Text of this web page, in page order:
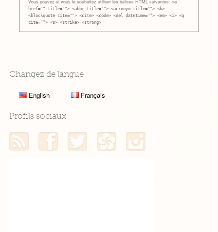
Vous pouvez si vous le souhaitez utiliser les balises HTML suivantes: <a
href="" title=""> <abbr title=""> <acronym title=""> <b>
<blockquote cite=""> <cite> <code> <del datetime=""> <em> <i> <q
cite=""> <s> <strike> <strong>
Changez de langue
English Français
Profils sociaux
Mon flux RSSMon profil Facebook
Mon profil TwitterMon profil Hellocoton